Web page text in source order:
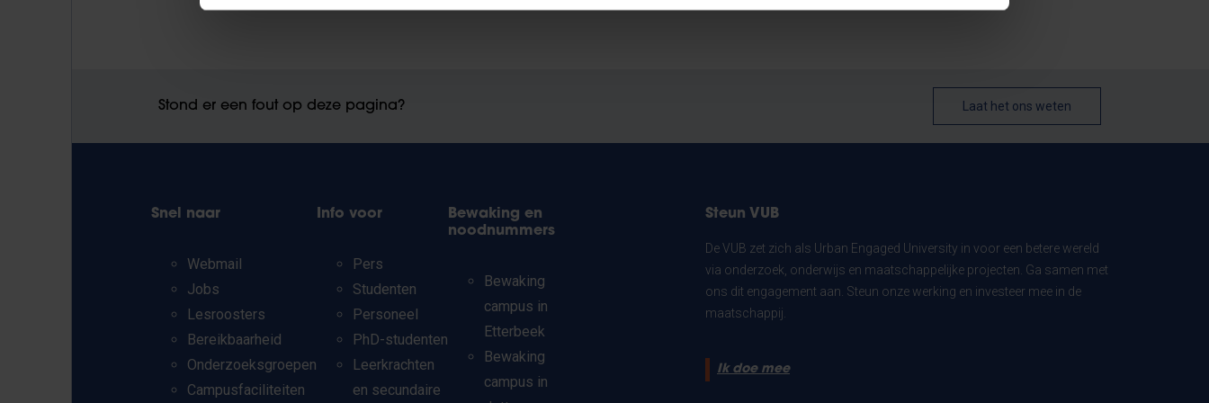
Stond er een fout op deze pagina? Laat het ons weten
Snel naar
Webmail
Jobs
Lesroosters
Bereikbaarheid
Onderzoeksgroepen
Campusfaciliteiten
Info voor
Pers
Studenten
Personeel
PhD-studenten
Leerkrachten
en secundaire
Bewaking en
noodnummers
Bewaking
campus in
Etterbeek
Bewaking
campus in
Steun VUB
De VUB zet zich als Urban Engaged University in voor een betere wereld
via onderzoek, onderwijs en maatschappelijke projecten. Ga samen met
ons dit engagement aan. Steun onze werking en investeer mee in de
maatschappij.
Ik doe mee